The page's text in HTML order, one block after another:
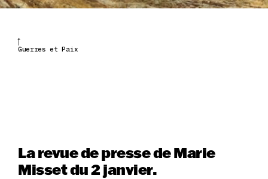
Guerres et Paix
La revue de presse de Marie
Misset du 2 janvier.